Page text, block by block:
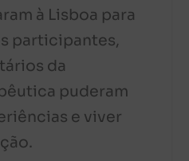
à Lisboa para
participantes,
da
puderam
e viver